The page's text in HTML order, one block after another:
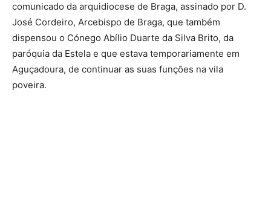
comunicado da arquidiocese de Braga, assinado por D.
José Cordeiro, Arcebispo de Braga, que também
dispensou o Cónego Abílio Duarte da Silva Brito, da
paróquia da Estela e que estava temporariamente em
Aguçadoura, de continuar as suas funções na vila
poveira.